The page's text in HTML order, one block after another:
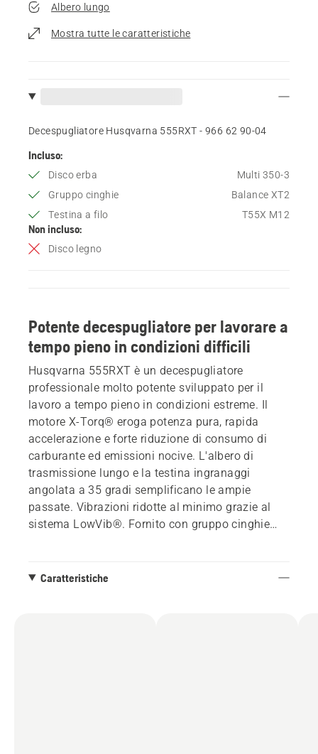
Albero lungo
Mostra tutte le caratteristiche
Decespugliatore Husqvarna 555RXT - 966 62 90‑04
Incluso:
Disco erba
Multi 350-3
Gruppo cinghie
Balance XT2
Testina a filo
T55X M12
Non incluso:
Disco legno
Potente decespugliatore per lavorare a
tempo pieno in condizioni difficili
Husqvarna 555RXT è un decespugliatore
professionale molto potente sviluppato per il
lavoro a tempo pieno in condizioni estreme. Il
motore X-Torq® eroga potenza pura, rapida
accelerazione e forte riduzione di consumo di
carburante ed emissioni nocive. L'albero di
trasmissione lungo e la testina ingranaggi
angolata a 35 gradi semplificano le ampie
passate. Vibrazioni ridotte al minimo grazie al
sistema LowVib®. Fornito con gruppo cinghie
Caratteristiche